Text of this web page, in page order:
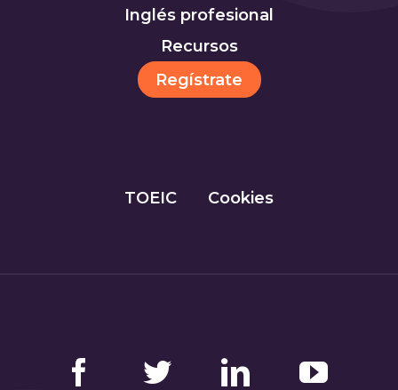
Inglés profesional
Recursos
Regístrate
TOEIC Cookies